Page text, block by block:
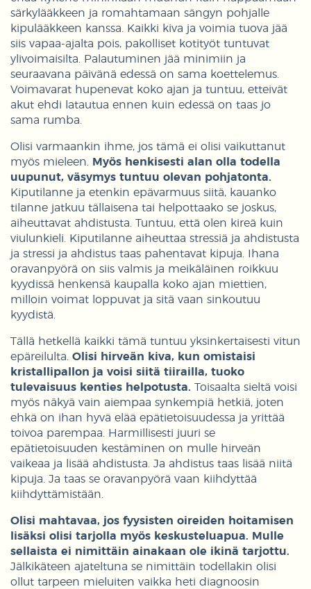
särkylääkkeen ja romahtamaan sängyn pohjalle
kipulääkkeen kanssa. Kaikki kiva ja voimia tuova jää
siis vapaa-ajalta pois, pakolliset kotityöt tuntuvat
ylivoimaisilta. Palautuminen jää minimiin ja
seuraavana päivänä edessä on sama koettelemus.
Voimavarat hupenevat koko ajan ja tuntuu, etteivät
akut ehdi latautua ennen kuin edessä on taas jo
sama rumba.
Olisi varmaankin ihme, jos tämä ei olisi vaikuttanut
myös mieleen.
Myös henkisesti alan olla todella
uupunut, väsymys tuntuu olevan pohjatonta.
Kiputilanne ja etenkin epävarmuus siitä, kauanko
tilanne jatkuu tällaisena tai helpottaako se joskus,
aiheuttavat ahdistusta. Tuntuu, että olen kireä kuin
viulunkieli. Kiputilanne aiheuttaa stressiä ja ahdistusta
ja stressi ja ahdistus taas pahentavat kipuja. Ihana
oravanpyörä on siis valmis ja meikäläinen roikkuu
kyydissä henkensä kaupalla koko ajan miettien,
milloin voimat loppuvat ja sitä vaan sinkoutuu
kyydistä.
Tällä hetkellä kaikki tämä tuntuu yksinkertaisesti vitun
epäreilulta. Olisi hirveän kiva, kun omistaisi
kristallipallon ja voisi siitä tiirailla, tuoko
tulevaisuus kenties helpotusta. Toisaalta sieltä voisi
myös näkyä vain aiempaa synkempiä hetkiä, joten
ehkä on ihan hyvä elää epätietoisuudessa ja yrittää
toivoa parempaa. Harmillisesti juuri se
epätietoisuuden kestäminen on mulle hirveän
vaikeaa ja lisää ahdistusta. Ja ahdistus taas lisää niitä
kipuja. Ja taas se oravanpyörä vaan kiihdyttää
kiihdyttämistään.
Olisi mahtavaa, jos fyysisten oireiden hoitamisen
lisäksi olisi tarjolla myös keskusteluapua. Mulle
sellaista ei nimittäin ainakaan ole ikinä tarjottu.
Jälkikäteen ajateltuna se nimittäin todellakin olisi
ollut tarpeen mieluiten vaikka heti diagnoosin